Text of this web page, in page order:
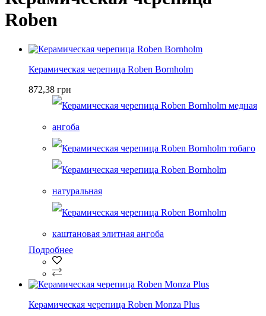
Roben
Керамическая черепица Roben Bornholm
872,38 грн
Подробнее
Керамическая черепица Roben Monza Plus